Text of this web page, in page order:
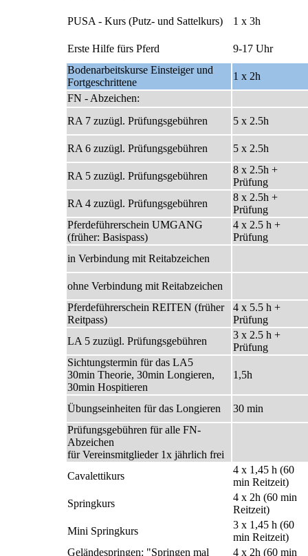
PUSA - Kurs (Putz- und Sattelkurs) 1 x 3h
Erste Hilfe fürs Pferd
9-17 Uhr
Bodenarbeitskurse Einsteiger und
Fortgeschrittene
1 x 2h
FN - Abzeichen:
RA 7 zuzügl. Prüfungsgebühren 5 x 2.5h
RA 6 zuzügl. Prüfungsgebühren 5 x 2.5h
RA 5 zuzügl. Prüfungsgebühren
8 x 2.5h +
Prüfung
RA 4 zuzügl. Prüfungsgebühren
8 x 2.5h +
Prüfung
Pferdeführerschein UMGANG
(früher: Basispass)
4 x 2.5 h +
Prüfung
in Verbindung mit Reitabzeichen
ohne Verbindung mit Reitabzeichen
Pferdeführerschein REITEN (früher
Reitpass)
4 x 5.5 h +
Prüfung
LA 5 zuzügl. Prüfungsgebühren
3 x 2.5 h +
Prüfung
Sichtungstermin für das LA5
30min Theorie, 30min Longieren,
30min Hospitieren
1,5h
Übungseinheiten für das Longieren
30 min
Prüfungsgebühren für alle FN-
Abzeichen
für Vereinsmitglieder 1x jährlich frei
Cavalettikurs
4 x 1,45 h (60
min Reitzeit)
Springkurs
4 x 2h (60 min
Reitzeit)
Mini Springkurs
3 x 1,45 h (60
min Reitzeit)
Geländespringen: "Springen mal
4 x 2h (60 min